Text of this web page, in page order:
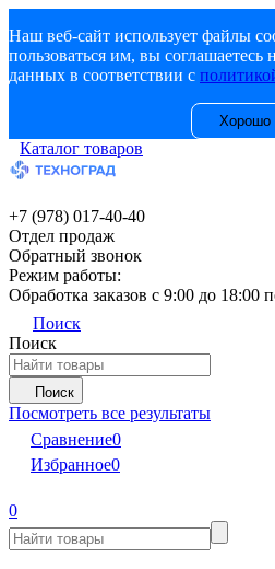
Наш веб-сайт использует файлы
пользоваться им, вы соглашаетесь
данных в соответствии с
Хорошо
Каталог товаров
+7 (978) 017-40-40
Отдел продаж
Обратный звонок
Режим работы:
Обработка заказов с 9:00 до 18:00
Поиск
Поиск
Поиск
Посмотреть все результаты
Сравнение0
Избранное0
0